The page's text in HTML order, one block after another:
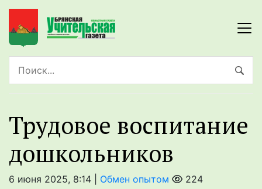
Трудовое воспитание
дошкольников
6 июня 2025, 8:14 | Обмен опытом 224